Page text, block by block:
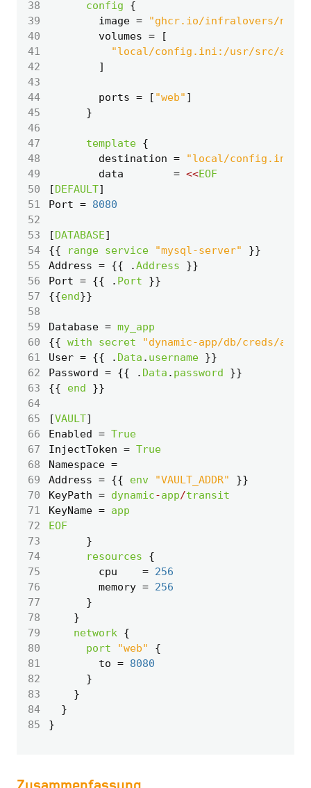
38
config
39
        image
=
"ghcr.io/infralovers/
40
        volumes
=
[
41
"local/config.ini:/usr/src/app/
42
]
43
44
        ports
= [ "web" ]
45
46
47
template
48
        destination
=
"local/config.ini"
49
        data
= <<EOF
50
[DEFAULT]
51
Port = 8080
52
53
[DATABASE]
54
{{ range service "mysql-server"
55
Address = {{ .Address
56
Port = {{ . Port
57
{{end
58
59
Database = my_app
60
{{ with secret
"dynamic-app/db/creds/app"
61
User = {{ . Data . username
62
Password = {{ . Data . password
63
{{ end
64
65
[VAULT]
66
Enabled = True
67
InjectToken = True
68
Namespace =
69
Address = {{ env "VAULT_ADDR"
70
KeyPath = dynamic-app/transit
71
KeyName = app
72
EOF
73
74
resources
75
        cpu
= 256
76
        memory
= 256
77
78
79
network
80
port "web"
81
        to
= 8080
82
83
84
85